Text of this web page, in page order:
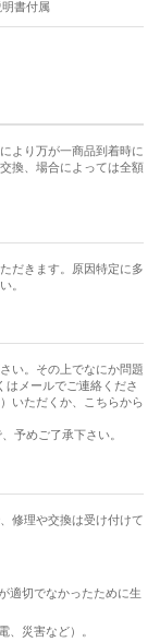
書付属
より万が一商品到着時に
換、場合によっては全額
だきます。原因特定に多
。
い。その上でなにか問題
メールでご連絡くださ
いただくか、こちらから
予めご了承下さい。
修理や交換は受け付けて
適切でなかったために生
災害など）。